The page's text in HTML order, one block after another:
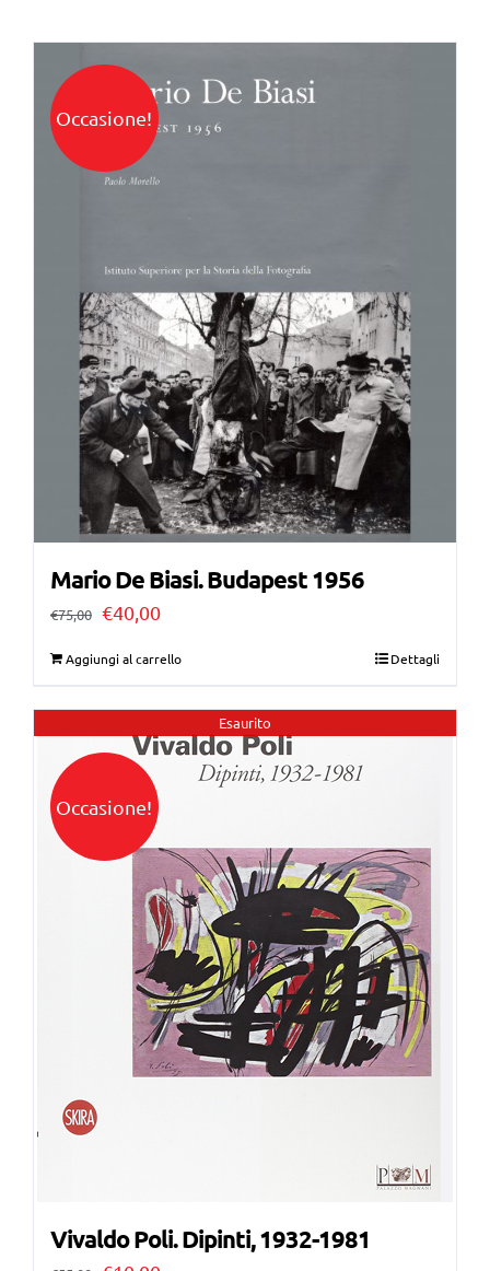
Occasione!
Mario De Biasi. Budapest 1956
€75,00 Il
era:
€75,00.
€40,00Il
è:
€40,00.
Aggiungi al carrello Dettagli
Esaurito
Occasione!
Vivaldo Poli. Dipinti, 1932-1981